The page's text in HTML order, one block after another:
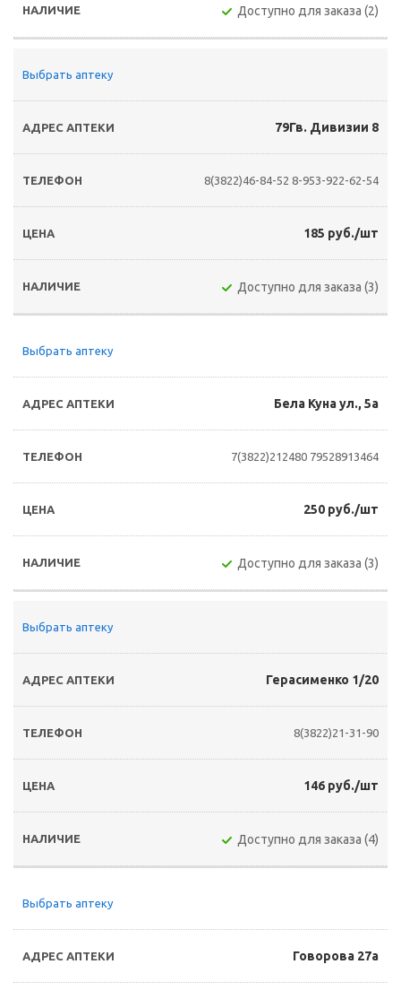
Доступно для заказа (2)
Выбрать аптеку
79Гв. Дивизии 8
8(3822)46-84-52 8-953-922-62-54
185 руб./шт
Доступно для заказа (3)
Выбрать аптеку
Бела Куна ул., 5а
7(3822)212480 79528913464
250 руб./шт
Доступно для заказа (3)
Выбрать аптеку
Герасименко 1/20
8(3822)21-31-90
146 руб./шт
Доступно для заказа (4)
Выбрать аптеку
Говорова 27а